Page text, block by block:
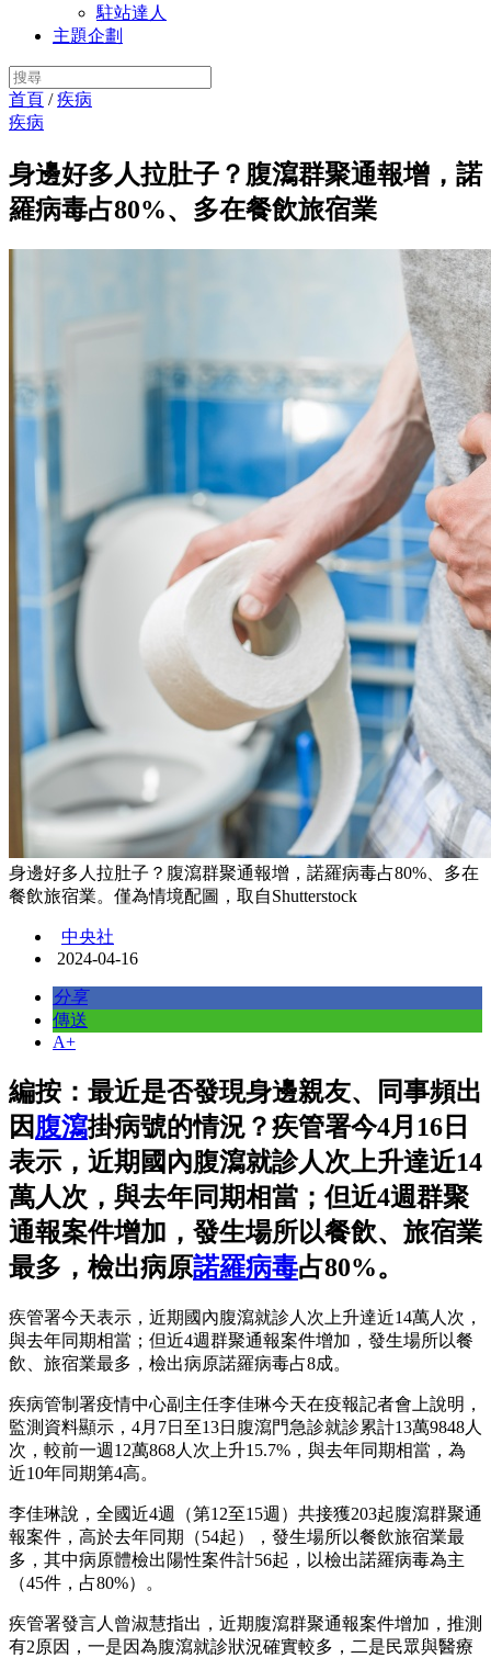
駐站達人
主題企劃
首頁 /疾病
疾病
身邊好多人拉肚子？腹瀉群聚通報增，諾
羅病毒占80%、多在餐飲旅宿業
身邊好多人拉肚子？腹瀉群聚通報增，諾羅病毒占80%、多在
餐飲旅宿業。僅為情境配圖，取自Shutterstock
中央社
2024-04-16
分享
傳送
A+
編按：最近是否發現身邊親友、同事頻出
因 腹瀉掛病號的情況？疾管署今4月16日
表示，近期國內腹瀉就診人次上升達近14
萬人次，與去年同期相當；但近4週群聚
通報案件增加，發生場所以餐飲、旅宿業
最多，檢出病原諾羅病毒占80%。
疾管署今天表示，近期國內腹瀉就診人次上升達近14萬人次，
與去年同期相當；但近4週群聚通報案件增加，發生場所以餐
飲、旅宿業最多，檢出病原諾羅病毒占8成。
疾病管制署疫情中心副主任李佳琳今天在疫報記者會上說明，
監測資料顯示，4月7日至13日腹瀉門急診就診累計13萬9848人
次，較前一週12萬868人次上升15.7%，與去年同期相當，為
近10年同期第4高。
李佳琳說，全國近4週（第12至15週）共接獲203起腹瀉群聚通
報案件，高於去年同期（54起），發生場所以餐飲旅宿業最
多，其中病原體檢出陽性案件計56起，以檢出諾羅病毒為主
（45件，占80%）。
疾管署發言人曾淑慧指出，近期腹瀉群聚通報案件增加，推測
有2原因，一是因為腹瀉就診狀況確實較多，二是民眾與醫療